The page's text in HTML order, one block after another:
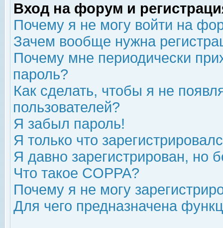
Вход на форум и
Почему я не могу войти на
Зачем вообще нужна
Почему мне периодически
пароль?
Как сделать, чтобы я не
пользователей?
Я забыл пароль!
Я только что
Я давно зарегистрирован, но
Что такое COPPA?
Почему я не могу
Для чего предназначена